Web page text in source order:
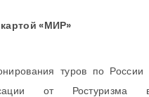
«МИР»
туров по
от Ростуризма